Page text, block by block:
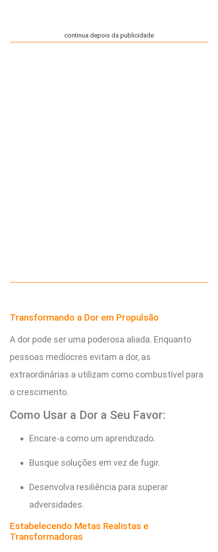
continua depois da publicidade
Transformando a Dor em Propulsão
A dor pode ser uma poderosa aliada. Enquanto
pessoas medíocres evitam a dor, as
extraordinárias a utilizam como combustível para
o crescimento.
Como Usar a Dor a Seu Favor:
Encare-a como um aprendizado.
Busque soluções em vez de fugir.
Desenvolva resiliência para superar
adversidades.
Estabelecendo Metas Realistas e
Transformadoras